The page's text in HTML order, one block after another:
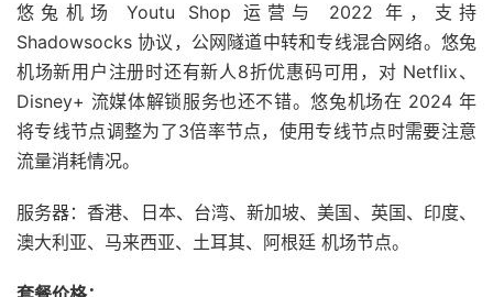
悠兔机场 Youtu Shop 运营与 2022 年，支持
Shadowsocks 协议，公网隧道中转和专线混合网络。悠兔
机场新用户注册时还有新人8折优惠码可用，对 Netflix、
Disney+ 流媒体解锁服务也还不错。悠兔机场在 2024 年
将专线节点调整为了3倍率节点，使用专线节点时需要注意
流量消耗情况。
服务器：香港、日本、台湾、新加坡、美国、英国、印度、
澳大利亚、马来西亚、土耳其、阿根廷 机场节点。